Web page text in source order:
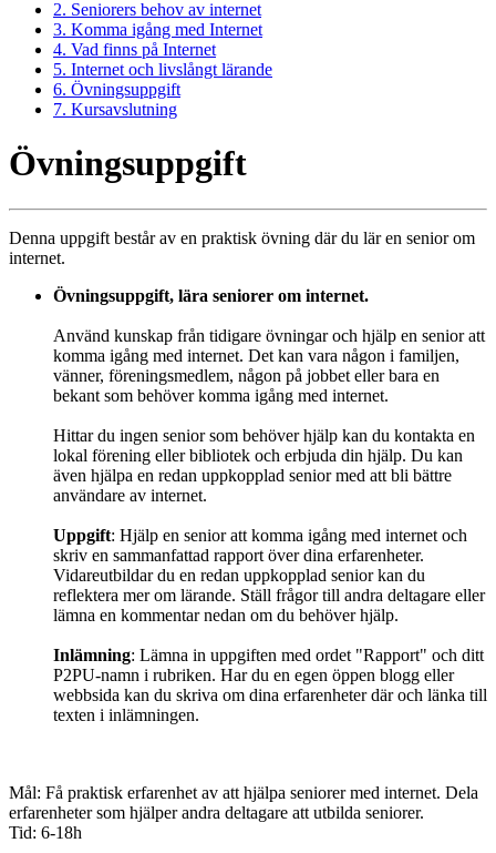
2. Seniorers behov av internet
3. Komma igång med Internet
4. Vad finns på Internet
5. Internet och livslångt lärande
6. Övningsuppgift
7. Kursavslutning
Övningsuppgift
Denna uppgift består av en praktisk övning där du lär en senior om
internet.
Övningsuppgift, lära seniorer om internet.
Använd kunskap från tidigare övningar och hjälp en senior att
komma igång med internet. Det kan vara någon i familjen,
vänner, föreningsmedlem, någon på jobbet eller bara en
bekant som behöver komma igång med internet.
Hittar du ingen senior som behöver hjälp kan du kontakta en
lokal förening eller bibliotek och erbjuda din hjälp. Du kan
även hjälpa en redan uppkopplad senior med att bli bättre
användare av internet.
Uppgift: Hjälp en senior att komma igång med internet och
skriv en sammanfattad rapport över dina erfarenheter.
Vidareutbildar du en redan uppkopplad senior kan du
reflektera mer om lärande. Ställ frågor till andra deltagare eller
lämna en kommentar nedan om du behöver hjälp.
Inlämning: Lämna in uppgiften med ordet "Rapport" och ditt
P2PU-namn i rubriken. Har du en egen öppen blogg eller
webbsida kan du skriva om dina erfarenheter där och länka till
texten i inlämningen.
Mål: Få praktisk erfarenhet av att hjälpa seniorer med internet. Dela
erfarenheter som hjälper andra deltagare att utbilda seniorer.
Tid: 6-18h